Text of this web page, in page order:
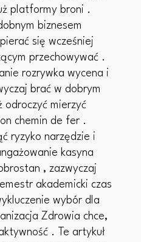
platformy broni .
biznesem
się wcześniej
przechowywać .
rozrywka wycena i
brać w dobrym
odroczyć mierzyć
chemin de fer .
ryzyko narzędzie i
kasyna
, zazwyczaj
akademicki czas
wybór dla
Zdrowia chce,
. Te artykuł